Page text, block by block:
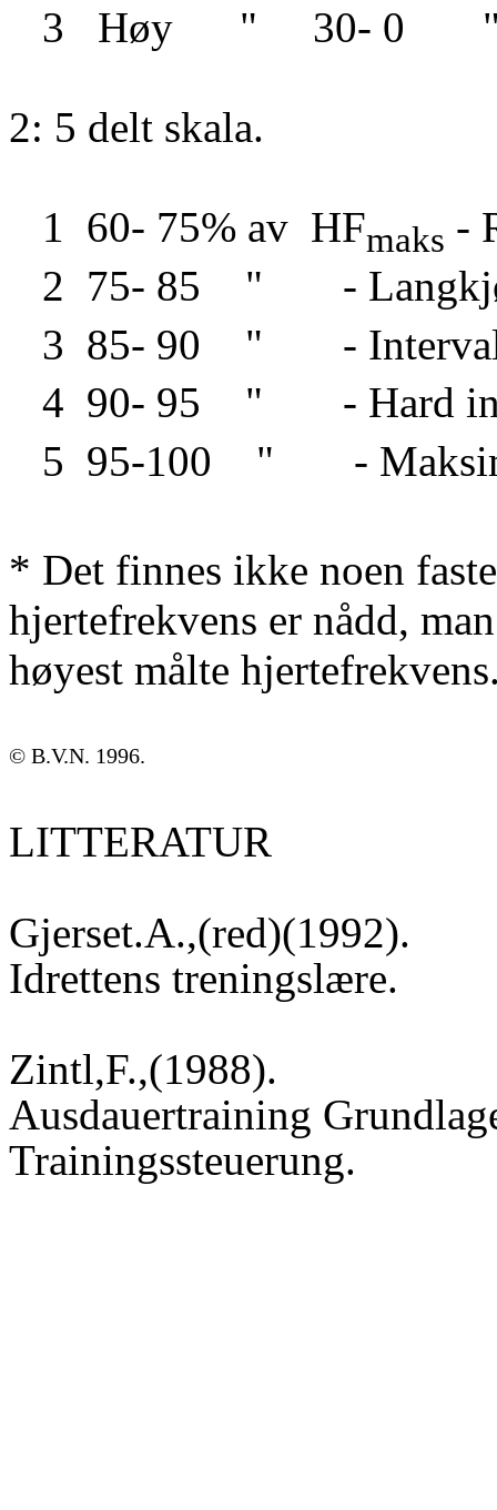
3
Høy " 30- 0
2: 5 delt skala.
1 60- 75% av HFmaks -
2 75- 85 "
-
3 85- 90 "
-
4 90- 95 "
- Hard
5 95-100 " -
* Det finnes ikke noen
hjertefrekvens er nådd,
høyest målte
© B.V.N. 1996.
LITTERATUR
Gjerset.A.,(red)(1992).
Idrettens treningslære.
Zintl,F.,(1988).
Ausdauertraining
Trainingssteuerung.